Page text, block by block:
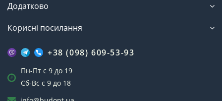
Додатково
Корисні посилання
+38 (098) 609-53-93
Пн-Пт с 9 до 19
Сб-Вс с 9 до 18